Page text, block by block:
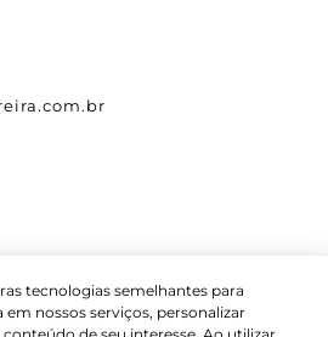
tecnologias semelhantes para
em nossos serviços, personalizar